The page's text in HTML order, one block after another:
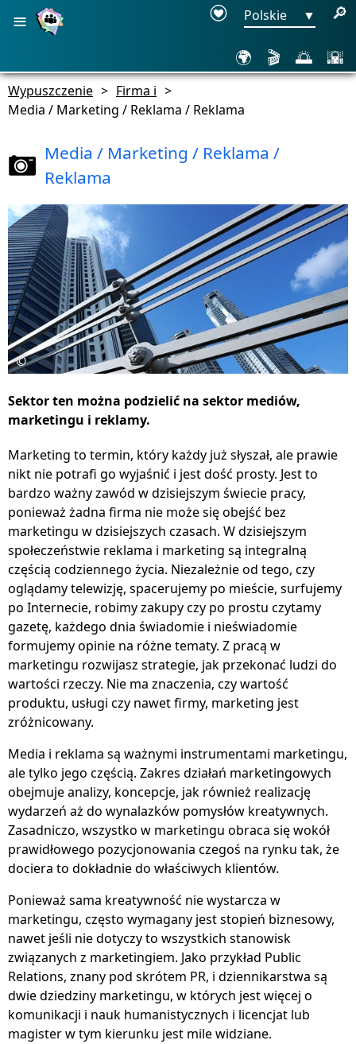
≡ Polskie ▼ 🔎
🌍 🎬 🌅 🌇
Wypuszczenie > Firma i >
Media / Marketing / Reklama / Reklama
Media / Marketing / Reklama /
Reklama
©
Sektor ten można podzielić na sektor mediów,
marketingu i reklamy.
Marketing to termin, który każdy już słyszał, ale prawie
nikt nie potrafi go wyjaśnić i jest dość prosty. Jest to
bardzo ważny zawód w dzisiejszym świecie pracy,
ponieważ żadna firma nie może się obejść bez
marketingu w dzisiejszych czasach. W dzisiejszym
społeczeństwie reklama i marketing są integralną
częścią codziennego życia. Niezależnie od tego, czy
oglądamy telewizję, spacerujemy po mieście, surfujemy
po Internecie, robimy zakupy czy po prostu czytamy
gazetę, każdego dnia świadomie i nieświadomie
formujemy opinie na różne tematy. Z pracą w
marketingu rozwijasz strategie, jak przekonać ludzi do
wartości rzeczy. Nie ma znaczenia, czy wartość
produktu, usługi czy nawet firmy, marketing jest
zróżnicowany.
Media i reklama są ważnymi instrumentami marketingu,
ale tylko jego częścią. Zakres działań marketingowych
obejmuje analizy, koncepcje, jak również realizację
wydarzeń aż do wynalazków pomysłów kreatywnych.
Zasadniczo, wszystko w marketingu obraca się wokół
prawidłowego pozycjonowania czegoś na rynku tak, że
dociera to dokładnie do właściwych klientów.
Ponieważ sama kreatywność nie wystarcza w
marketingu, często wymagany jest stopień biznesowy,
nawet jeśli nie dotyczy to wszystkich stanowisk
związanych z marketingiem. Jako przykład Public
Relations, znany pod skrótem PR, i dziennikarstwa są
dwie dziedziny marketingu, w których jest więcej o
komunikacji i nauk humanistycznych i licencjat lub
magister w tym kierunku jest mile widziane.